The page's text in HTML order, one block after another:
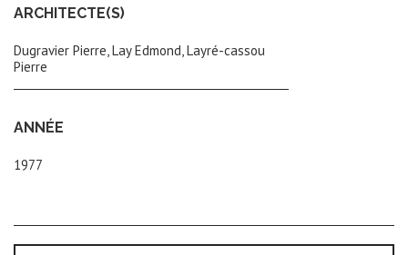
ARCHITECTE(S)
Dugravier Pierre, Lay Edmond, Layré-cassou
Pierre
ANNÉE
1977